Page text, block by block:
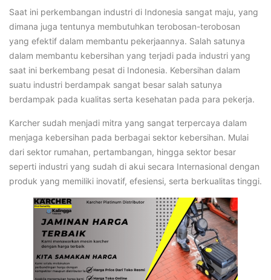
Saat ini perkembangan industri di Indonesia sangat maju, yang
dimana juga tentunya membutuhkan terobosan-terobosan
yang efektif dalam membantu pekerjaannya. Salah satunya
dalam membantu kebersihan yang terjadi pada industri yang
saat ini berkembang pesat di Indonesia. Kebersihan dalam
suatu industri berdampak sangat besar salah satunya
berdampak pada kualitas serta kesehatan pada para pekerja.
Karcher sudah menjadi mitra yang sangat terpercaya dalam
menjaga kebersihan pada berbagai sektor kebersihan. Mulai
dari sektor rumahan, pertambangan, hingga sektor besar
seperti industri yang sudah di akui secara Internasional dengan
produk yang memiliki inovatif, efesiensi, serta berkualitas tinggi.